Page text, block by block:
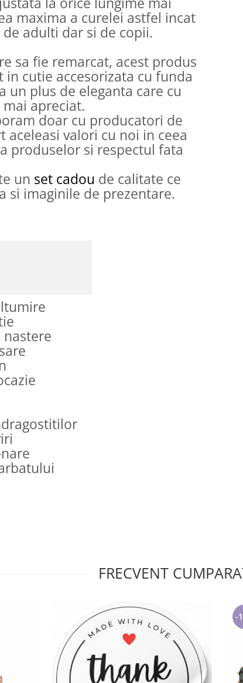
maxima a curelei astfel incat
adulti dar si de copii.
sa fie remarcat, acest produs
cutie accesorizata cu funda
un plus de eleganta care cu
apreciat.
doar cu producatori de
aceleasi valori cu noi in ceea
produselor si respectul fata
un set cadou de calitate ce
si imaginile de prezentare.
nastere
FRECVENT
-